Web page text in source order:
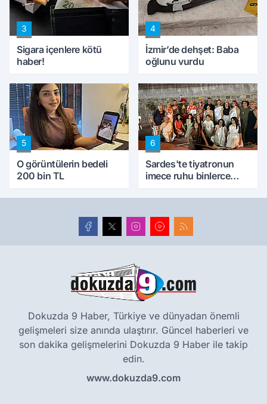
3
Sigara içenlere kötü
haber!
4
İzmir’de dehşet: Baba
oğlunu vurdu
5
O görüntülerin bedeli
200 bin TL
6
Sardes'te tiyatronun
imece ruhu binlerce
Dokuzda 9 Haber, Türkiye ve dünyadan önemli
gelişmeleri size anında ulaştırır. Güncel haberleri ve
son dakika gelişmelerini Dokuzda 9 Haber ile takip
edin.
www.dokuzda9.com